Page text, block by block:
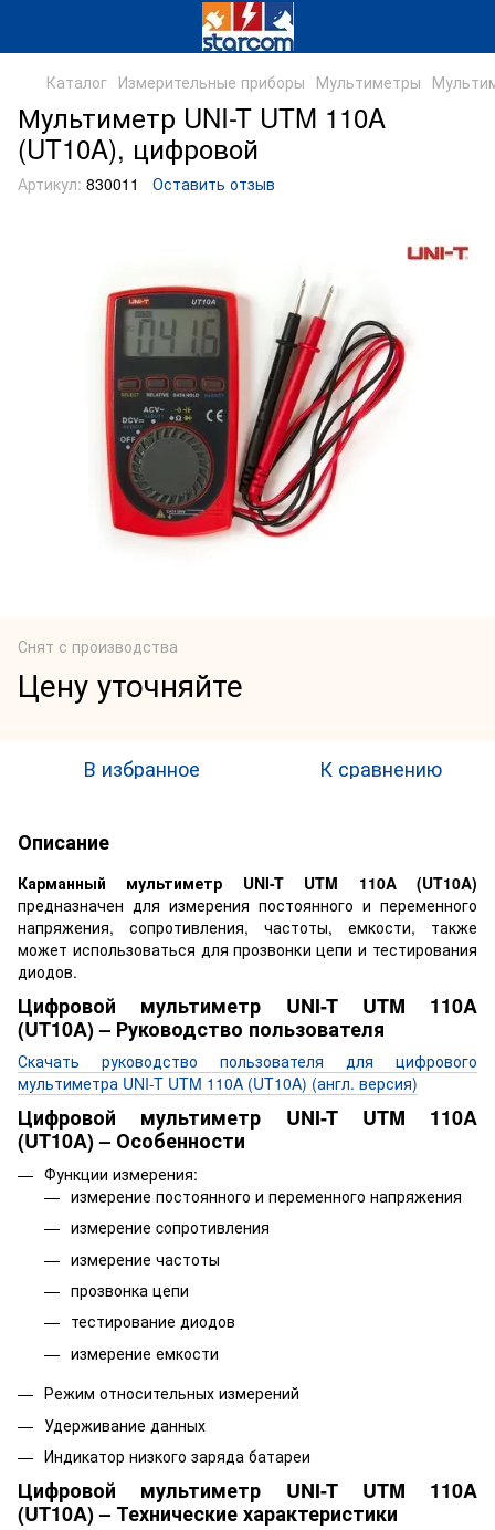
Каталог Измерительные приборы Мультиметры
Мультиметр UNI-T UTM 110A
(UT10A), цифровой
Артикул: 830011 Оставить отзыв
Снят с производства
Цену уточняйте
В избранное К сравнению
Описание
Карманный мультиметр UNI-T UTM 110A (UT10A)
предназначен для измерения постоянного и переменного
напряжения, сопротивления, частоты, емкости, также
может использоваться для прозвонки цепи и тестирования
диодов.
Цифровой мультиметр UNI-T UTM 110A
(UT10A) – Руководство пользователя
Скачать руководство пользователя для цифрового
мультиметра UNI-T UTM 110A (UT10A) (англ. версия)
Цифровой мультиметр UNI-T UTM 110A
(UT10A) – Особенности
Функции измерения:
измерение постоянного и переменного напряжения
измерение cопротивления
измерение частоты
прозвонка цепи
тестирование диодов
измерение емкости
Режим относительных измерений
Удерживание данных
Индикатор низкого заряда батареи
Цифровой мультиметр UNI-T UTM 110A
(UT10A) – Технические характеристики